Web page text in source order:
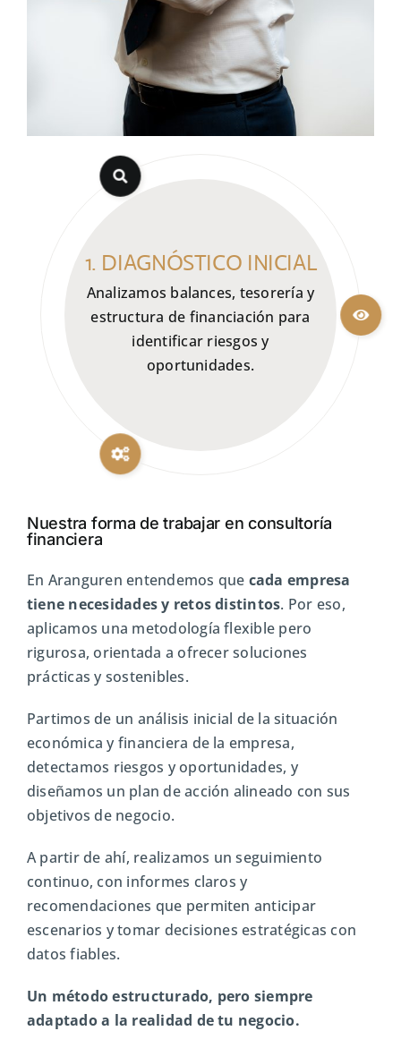
1. DIAGNÓSTICO INICIAL
Analizamos balances, tesorería y
estructura de financiación para
identificar riesgos y
oportunidades.
Nuestra forma de trabajar en consultoría
financiera
En Aranguren entendemos que cada empresa
tiene necesidades y retos distintos. Por eso,
aplicamos una metodología flexible pero
rigurosa, orientada a ofrecer soluciones
prácticas y sostenibles.
Partimos de un análisis inicial de la situación
económica y financiera de la empresa,
detectamos riesgos y oportunidades, y
diseñamos un plan de acción alineado con sus
objetivos de negocio.
A partir de ahí, realizamos un seguimiento
continuo, con informes claros y
recomendaciones que permiten anticipar
escenarios y tomar decisiones estratégicas con
datos fiables.
Un método estructurado, pero siempre
adaptado a la realidad de tu negocio.